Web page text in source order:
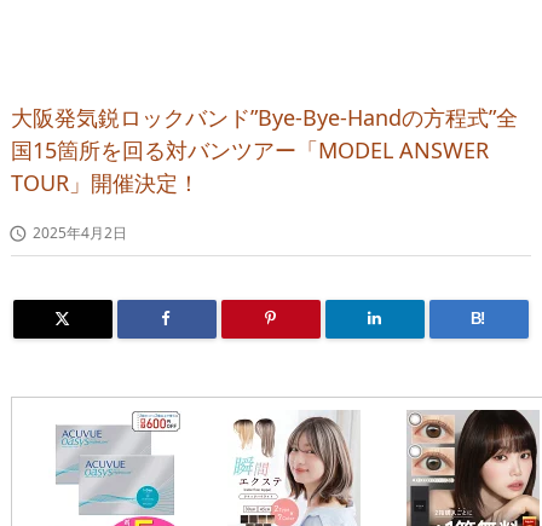
大阪発気鋭ロックバンド”Bye-Bye-Handの方程式”全
国15箇所を回る対バンツアー「MODEL ANSWER
TOUR」開催決定！
 2025年4月2日
B!